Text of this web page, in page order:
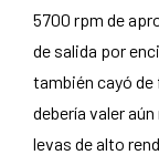
5700 rpm de
de salida por
también cayó
debería valer
levas de alto